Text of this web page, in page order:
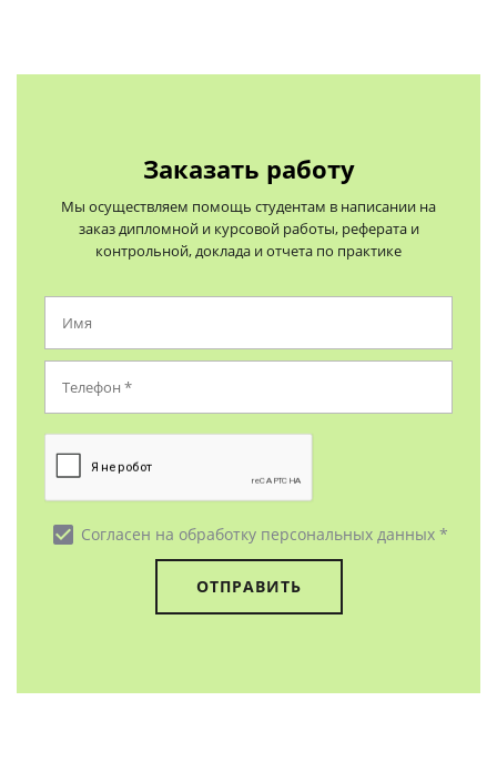
Заказать работу
Мы осуществляем помощь студентам в написании на
заказ дипломной и курсовой работы, реферата и
контрольной, доклада и отчета по практике
check_box Согласен на обработку персональных данных *